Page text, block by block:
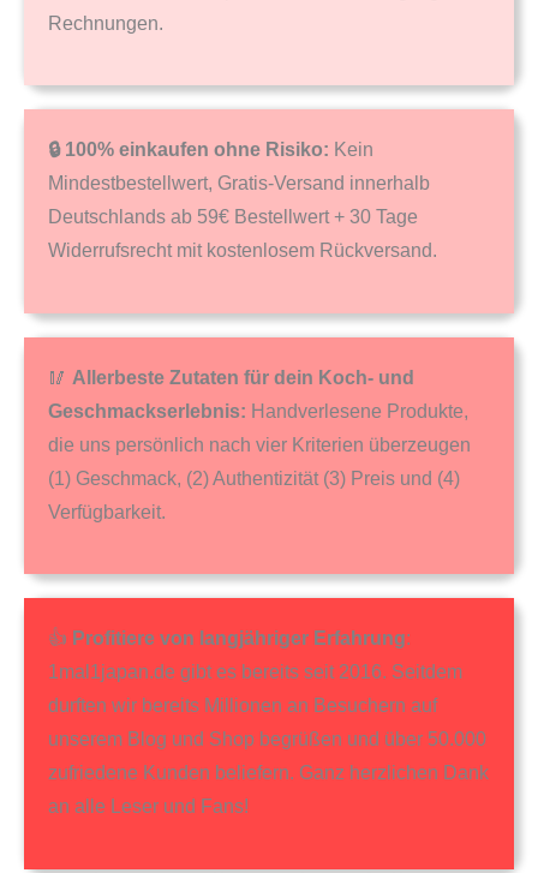
Rechnungen.
🔒 100% einkaufen ohne Risiko: Kein
Mindestbestellwert, Gratis-Versand innerhalb
Deutschlands ab 59€ Bestellwert + 30 Tage
Widerrufsrecht mit kostenlosem Rückversand.
🥢 Allerbeste Zutaten für dein Koch- und
Geschmackserlebnis: Handverlesene Produkte,
die uns persönlich nach vier Kriterien überzeugen
(1) Geschmack, (2) Authentizität (3) Preis und (4)
Verfügbarkeit.
👍 Profitiere von langjähriger Erfahrung:
1mal1japan.de gibt es bereits seit 2016. Seitdem
durften wir bereits Millionen an Besuchern auf
unserem Blog und Shop begrüßen und über 50.000
zufriedene Kunden beliefern. Ganz herzlichen Dank
an alle Leser und Fans!